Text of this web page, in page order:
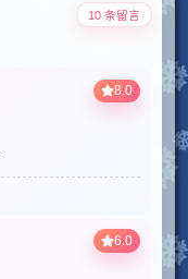
10 条留言
8.0
6.0